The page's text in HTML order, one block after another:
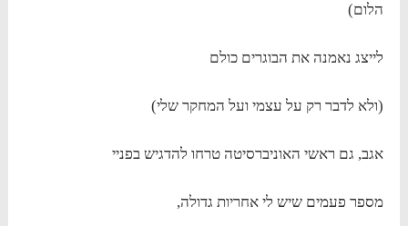
הלום)
לייצג נאמנה את הבוגרים כולם
(ולא לדבר רק על עצמי ועל המחקר שלי)
אגב, גם ראשי האוניברסיטה טרחו להדגיש בפניי
מספר פעמים שיש לי אחריות גדולה,